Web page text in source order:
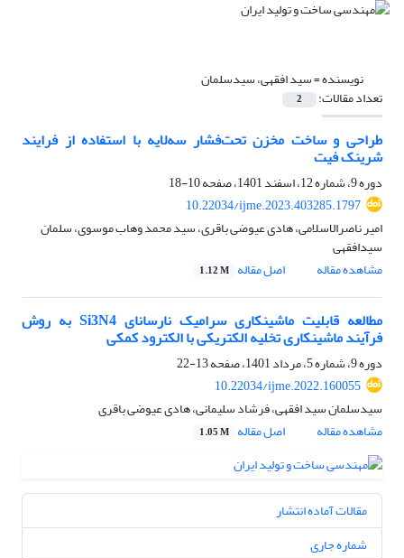
نویسنده =سید افقهی، سیدسلمان
تعداد مقالات: 2
طراحی و ساخت مخزن تحت‌فشار سه‌لایه با استفاده از فرایند
شرینک فیت
دوره 9، شماره 12، اسفند 1401، صفحه
10-18
10.22034/ijme.2023.403285.1797
امیر ناصرالاسلامی، هادی عیوضی باقری، سید محمد وهاب موسوی، سلمان
سیدافقهی
مشاهده مقاله
اصل مقاله 1.12 M
مطالعه قابلیت ماشینکاری سرامیک نارسانای Si3N4 به روش
فرآیند ماشینکاری تخلیه الکتریکی با الکترود کمکی
دوره 9، شماره 5، مرداد 1401، صفحه
13-22
10.22034/ijme.2022.160055
سیدسلمان سید افقهی، فرشاد سلیمانی، هادی عیوضی باقری
مشاهده مقاله
اصل مقاله 1.05 M
مقالات آماده انتشار
شماره جاری